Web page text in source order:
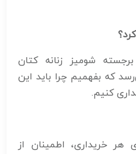
شومیز زنانه کتان
که بفهمیم چرا باید این
کنیم.
هر خریداری، اطمینان از